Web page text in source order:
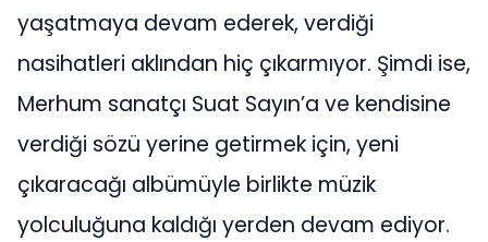
yaşatmaya devam ederek, verdiği
nasihatleri aklından hiç çıkarmıyor. Şimdi ise,
Merhum sanatçı Suat Sayın’a ve kendisine
verdiği sözü yerine getirmek için, yeni
çıkaracağı albümüyle birlikte müzik
yolculuğuna kaldığı yerden devam ediyor.